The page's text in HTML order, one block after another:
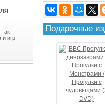
так
и игр!
Подарочные